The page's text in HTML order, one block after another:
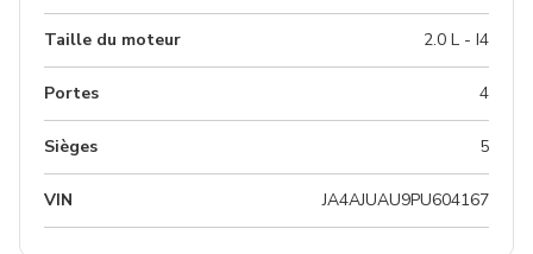
Taille du moteur 2.0 L - I4
Portes 4
Sièges 5
VIN JA4AJUAU9PU604167